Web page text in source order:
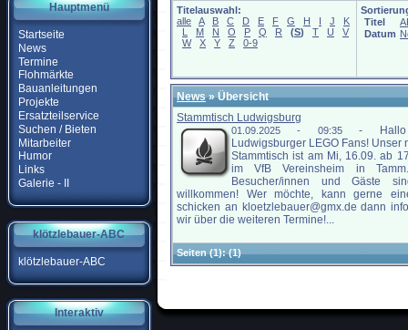
Hauptmenü
Startseite
News
Termine
Flohmärkte
Bauanleitungen
Projekte
Ersatzteilservice
Suchen / Bieten
Mitarbeiter
Humor
Links
Galerie - II
klötzlebauer-ABC
klötzlebauer-ABC
Interaktiv
Titelauswahl:
alle
A B C D E F G H I J
K
L
M N O P Q R (S) T U
V
W
X Y Z 0-9
Titel
Datum
News» Übersicht
Stammtisch Ludwigsburg
01.09.2025 - 09:35-
Ludwigsburger LEGO Fans! Unser
Stammtisch ist am Mi, 16.09. ab
im VfB Vereinsheim in
Besucher/innen und Gäste
willkommen! Wer möchte, kann gerne
schicken an kloetzlebauer@gmx.de dann
wir über die weiteren Termine!...
Seiten(1):(1)